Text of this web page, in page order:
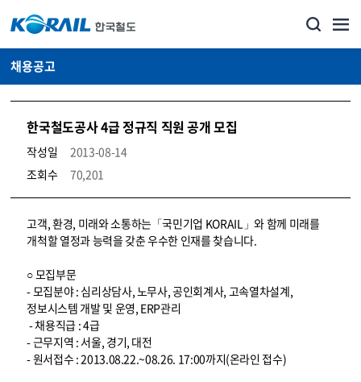
채용공고
한국철도공사 4급 정규직 직원 공개 모집
작성일
2013-08-14
조회수
70,201
코레일소개_경영공시_채용공고 상세보기 – 내용, 파일, 담당자 연락처로 구성
고객, 환경, 미래와 소통하는「국민기업 KORAIL」와 함께 미래를
개척할 열정과 능력을 갖춘 우수한 인재를 찾습니다.
○ 모집부문
- 모집분야 : 심리상담사, 노무사, 공인회계사, 고속열차설계,
정보시스템 개발 및 운영, ERP관리
- 채용직급 : 4급
- 근무지역 : 서울, 경기, 대전
- 원서접수 : 2013.08.22.~08.26. 17:00까지(온라인 접수)